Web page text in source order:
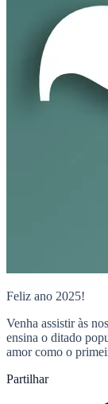
Feliz ano 2025!
Venha assistir às
ensina o ditado
amor como o
Partilhar